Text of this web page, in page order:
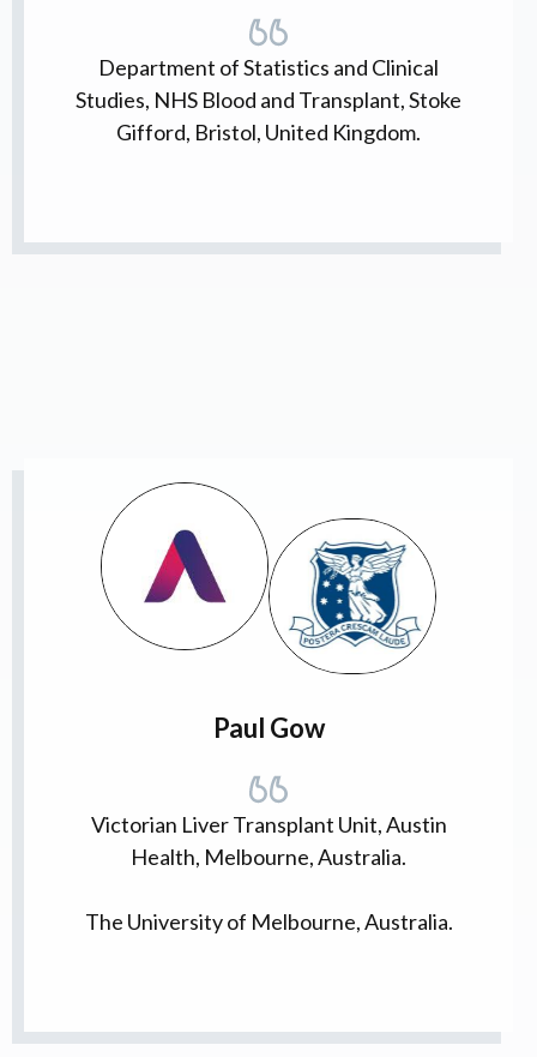
Department of Statistics and Clinical
Studies, NHS Blood and Transplant, Stoke
Gifford, Bristol, United Kingdom.
Paul Gow
Victorian Liver Transplant Unit, Austin
Health, Melbourne, Australia.
The University of Melbourne, Australia.